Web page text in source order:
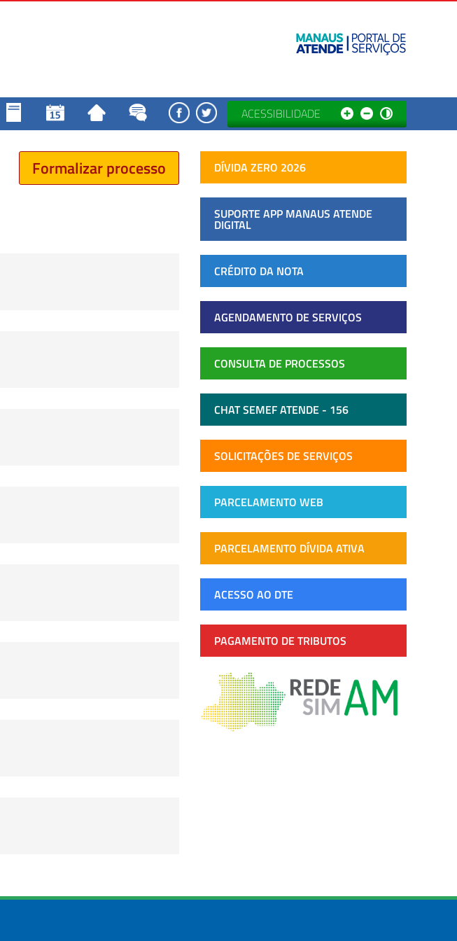
ACESSIBILIDADE
Formalizar processo DÍVIDA ZERO 2026
SUPORTE APP MANAUS ATENDE
DIGITAL
CRÉDITO DA NOTA
AGENDAMENTO DE SERVIÇOS
CONSULTA DE PROCESSOS
CHAT SEMEF ATENDE - 156
SOLICITAÇÕES DE SERVIÇOS
PARCELAMENTO WEB
PARCELAMENTO DÍVIDA ATIVA
ACESSO AO DTE
PAGAMENTO DE TRIBUTOS